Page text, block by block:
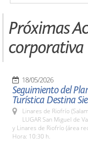
Próximas
corporativa
18/05/2026
Seguimiento del
Turística Destina
Linares de Riofrío
LUGAR San Miguel de
y Linares de Riofrío (área
Hora: 10:30 h.